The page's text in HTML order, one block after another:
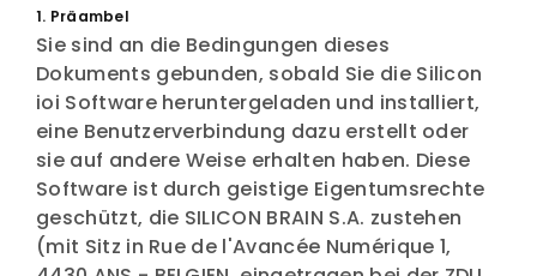
1. Präambel
Sie sind an die Bedingungen dieses
Dokuments gebunden, sobald Sie die Silicon
ioi Software heruntergeladen und installiert,
eine Benutzerverbindung dazu erstellt oder
sie auf andere Weise erhalten haben. Diese
Software ist durch geistige Eigentumsrechte
geschützt, die SILICON BRAIN S.A. zustehen
(mit Sitz in Rue de l'Avancée Numérique 1,